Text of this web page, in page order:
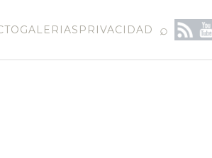
GALERIAS PRIVACIDAD ⌕